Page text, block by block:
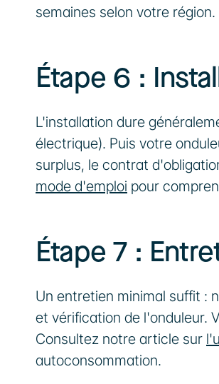
semaines selon votre région.
Étape 6 :
L'installation dure
électrique). Puis votre
surplus, le contrat
mode d'emploi pour
Étape 7 :
Un entretien minimal suffit :
et vérification de l'onduleur.
Consultez notre article sur
autoconsommation.